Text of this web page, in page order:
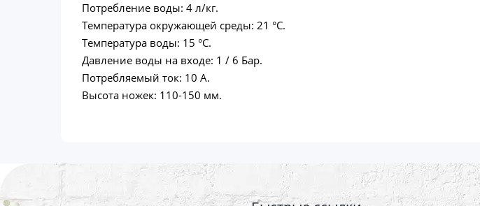
Потребление воды: 4 л/кг.
Температура окружающей среды: 21 °C.
Температура воды: 15 °C.
Давление воды на входе: 1 / 6 Бар.
Потребляемый ток: 10 А.
Высота ножек: 110-150 мм.